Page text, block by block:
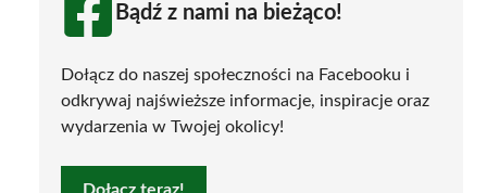
Bądź z nami na bieżąco!
Dołącz do naszej społeczności na Facebooku i
odkrywaj najświeższe informacje, inspiracje oraz
wydarzenia w Twojej okolicy!
Dołącz teraz!